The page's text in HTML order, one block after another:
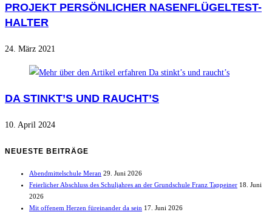
PROJEKT PERSÖNLICHER NASENFLÜGELTEST-
HALTER
24. März 2021
DA STINKT’S UND RAUCHT’S
10. April 2024
NEUESTE BEITRÄGE
Abendmittelschule Meran 29. Juni 2026
Feierlicher Abschluss des Schuljahres an der Grundschule Franz Tappeiner 18. Juni
2026
Mit offenem Herzen füreinander da sein 17. Juni 2026